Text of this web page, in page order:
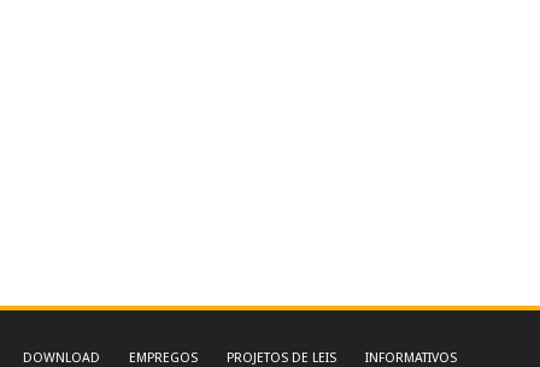
DOWNLOAD EMPREGOS PROJETOS DE LEIS INFORMATIVOS